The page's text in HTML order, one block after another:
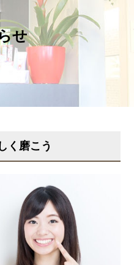
せ
く磨こう